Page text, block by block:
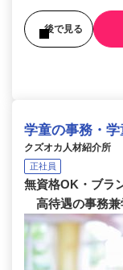
後で見る
学童の事務・学
クズオカ人材紹介所
正社員
無資格OK・ブラ
高待遇の事務兼